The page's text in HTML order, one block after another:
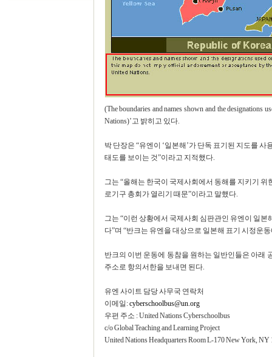
(The boundaries and names shown and the designations
Nations)’고 밝히고 있다.
박 단장은 “유엔이 ‘일본해’가 단독 표기된 지도를
태도를 보이는 것”이라고 지적했다.
그는 “올해는 한국이 국제사회에서 동해를 지키기
로기구 총회가 열리기 때문”이라고 말했다.
그는 “이런 상황에서 국제사회 심판관인 유엔이 일
다”며 “반크는 유엔을 대상으로 일본해 표기 시정운
반크의 이번 운동에 동참을 원하는 일반인들은 아래
주소로 항의서한을 보내면 된다.
유엔 사이트 담당 사무국 연락처
이메일:cyberschoolbus@un.org
우편 주소 : United Nations Cyberschoolbus
c/o Global Teaching and Learning Project
United Nations Headquarters Room L-170 New York, NY